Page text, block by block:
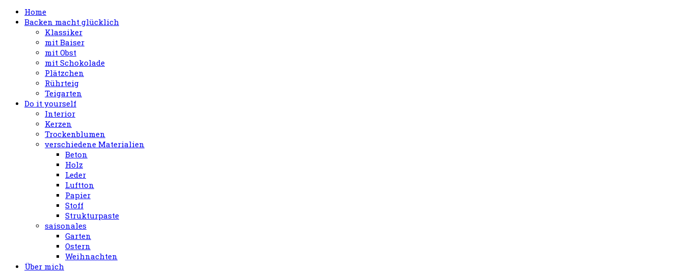
Home
Backen macht glücklich
Klassiker
mit Baiser
mit Obst
mit Schokolade
Plätzchen
Rührteig
Teigarten
Do it yourself
Interior
Kerzen
Trockenblumen
verschiedene Materialien
Beton
Holz
Leder
Luftton
Papier
Stoff
Strukturpaste
saisonales
Garten
Ostern
Weihnachten
Über mich